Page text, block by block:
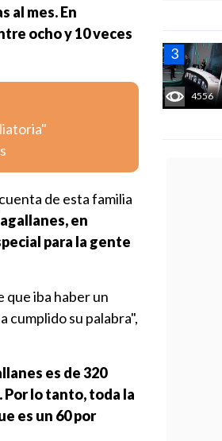
4556
al mes. En
ocho y 10 veces
de esta familia
en
para la gente
que iba haber un
cumplido su palabra",
es de 320
Por lo tanto, toda la
es un 60 por